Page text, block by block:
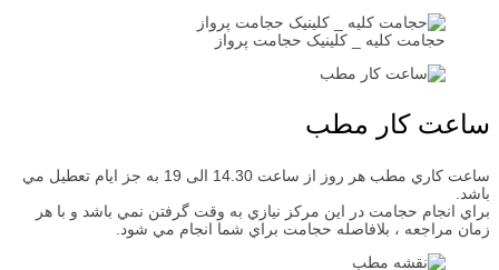
حجامت کلیه _ کلینیک حجامت پرواز
ساعت كار مطب
ساعت كاري مطب هر روز از ساعت 14.30 الی 19 به جز ايام تعطيل مي
باشد.
براي انجام حجامت در اين مركز نيازي به وقت گرفتن نمي باشد و با هر
زمان مراجعه ، بلافاصله حجامت براي شما انجام مي شود.